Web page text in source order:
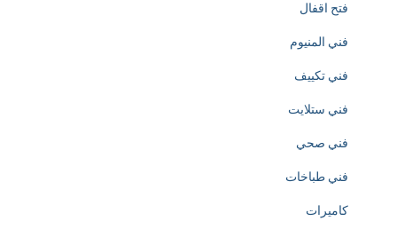
o
n
o
h
فتح اقفال
فني المنيوم
فني تكييف
فني ستلايت
فني صحي
فني طباخات
كاميرات